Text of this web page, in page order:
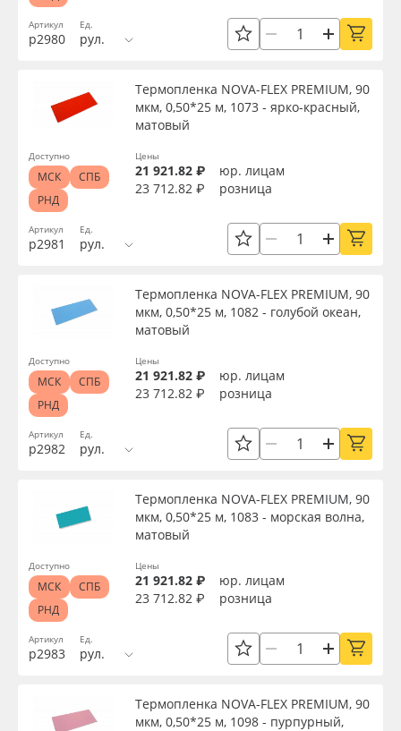
Артикул
р2980
Ед.
рул.
Артикул
р2981
Термопленка NOVA-FLEX PREMIUM, 90
мкм, 0,50*25 м, 1073 - ярко-красный,
матовый
Ед.
рул.
Цены
21 921.82 ₽
юр. лицам
23 712.82 ₽
розница
Доступно
МСК
СПБ
РНД
Артикул
р2982
Термопленка NOVA-FLEX PREMIUM, 90
мкм, 0,50*25 м, 1082 - голубой океан,
матовый
Ед.
рул.
Цены
21 921.82 ₽
юр. лицам
23 712.82 ₽
розница
Доступно
МСК
СПБ
РНД
Артикул
р2983
Термопленка NOVA-FLEX PREMIUM, 90
мкм, 0,50*25 м, 1083 - морская волна,
матовый
Ед.
рул.
Цены
21 921.82 ₽
юр. лицам
23 712.82 ₽
розница
Доступно
МСК
СПБ
РНД
Термопленка NOVA-FLEX PREMIUM, 90
мкм, 0,50*25 м, 1098 - пурпурный,